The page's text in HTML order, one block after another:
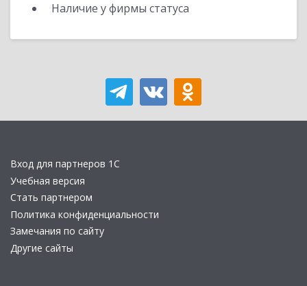
Наличие у фирмы статуса
Вход для партнеров 1С
Учебная версия
Стать партнером
Политика конфиденциальности
Замечания по сайту
Другие сайты